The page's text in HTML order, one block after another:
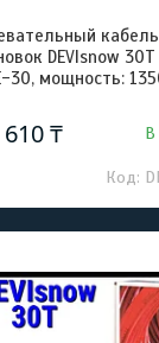
DEVIsnow
30, мощность:
₸ В